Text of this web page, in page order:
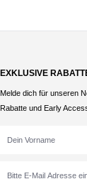
EXKLUSIVE
Melde dich für unseren
Rabatte und Early